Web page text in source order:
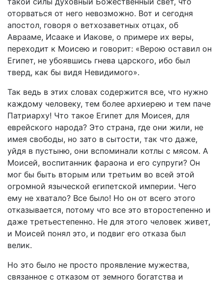
оторваться от него невозможно. Вот и сегодня
апостол, говоря о ветхозаветных отцах, об
Аврааме, Исааке и Иакове, о примере их веры,
переходит к Моисею и говорит: «Верою оставил он
Египет, не убоявшись гнева царского, ибо был
тверд, как бы видя Невидимого».
Так ведь в этих словах содержится все, что нужно
каждому человеку, тем более архиерею и тем паче
Патриарху! Что такое Египет для Моисея, для
еврейского народа? Это страна, где они жили, не
имея свободы, но зато в сытости, так что даже,
уйдя в пустыню, они вспоминали котлы с мясом. А
Моисей, воспитанник фараона и его супруги? Он
мог бы быть вторым или третьим во всей этой
огромной языческой египетской империи. Чего
ему не хватало? Все было! Но он от всего этого
отказывается, потому что все это второстепенно и
даже третьестепенно. Не для этого человек живет,
и Моисей понял это, и подвиг его отказа был
велик.
Но это было не просто проявление мужества,
связанное с отказом от земного богатства и